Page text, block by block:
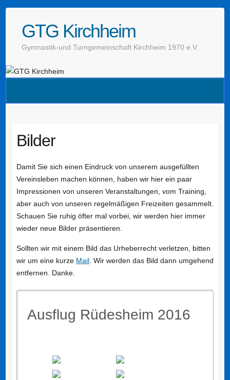
GTG Kirchheim
Gymnastik-und Turngemeinschaft Kirchheim 1970 e.V.
Bilder
Damit Sie sich einen Eindruck von unserem ausgefüllten
Vereinsleben machen können, haben wir hier ein paar
Impressionen von unseren Veranstaltungen, vom Training,
aber auch von unseren regelmäßigen Freizeiten gesammelt.
Schauen Sie ruhig öfter mal vorbei, wir werden hier immer
wieder neue Bilder präsentieren.
Sollten wir mit einem Bild das Urheberrecht verletzen, bitten
wir um eine kurze Mail. Wir werden das Bild dann umgehend
entfernen. Danke.
Ausflug Rüdesheim 2016